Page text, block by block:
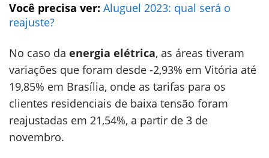
Você precisa ver: Aluguel 2023: qual será o
reajuste?
No caso da energia elétrica, as áreas tiveram
variações que foram desde -2,93% em Vitória até
19,85% em Brasília, onde as tarifas para os
clientes residenciais de baixa tensão foram
reajustadas em 21,54%, a partir de 3 de
novembro.